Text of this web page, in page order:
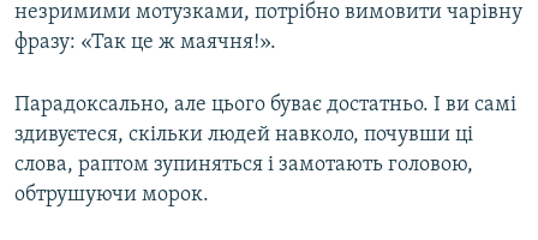
незримими мотузками, потрібно вимовити чарівну
фразу: «Так це ж маячня!».
Парадоксально, але цього буває достатньо. І ви самі
здивуєтеся, скільки людей навколо, почувши ці
слова, раптом зупиняться і замотають головою,
обтрушуючи морок.